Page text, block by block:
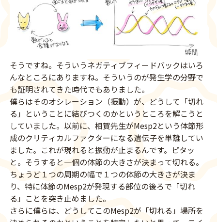
そうですね。そういうネガティブフィードバックはいろ
んなところにありますね。そういうのが発生学の分野で
も証明されてきた時代でもありました。
僕らはそのオシレーション（振動）が、どうして「切れ
る」ということに結びつくのかというところを解こうと
していました。以前に、相賀先生がMesp2という体節形
成のクリティカルファクターになる遺伝子を単離してい
ました。これが現れると振動が止まるんです。ピタッ
と。そうすると一個の体節の大きさが決まって切れる。
ちょうど１つの周期の幅で１つの体節の大きさが決ま
り、特に体節のMesp2が発現する部位の後ろで「切れ
る」ことを突き止めました。
さらに僕らは、どうしてこのMesp2が「切れる」場所を